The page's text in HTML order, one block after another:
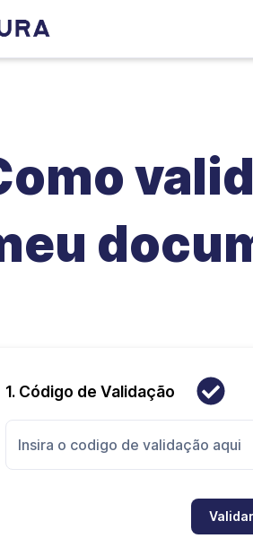
1. Código de Validação
Validar